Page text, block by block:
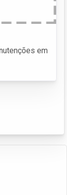
em